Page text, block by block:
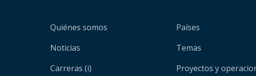
Quiénes somos
Noticias
Carreras (i)
Países
Temas
Proyectos y